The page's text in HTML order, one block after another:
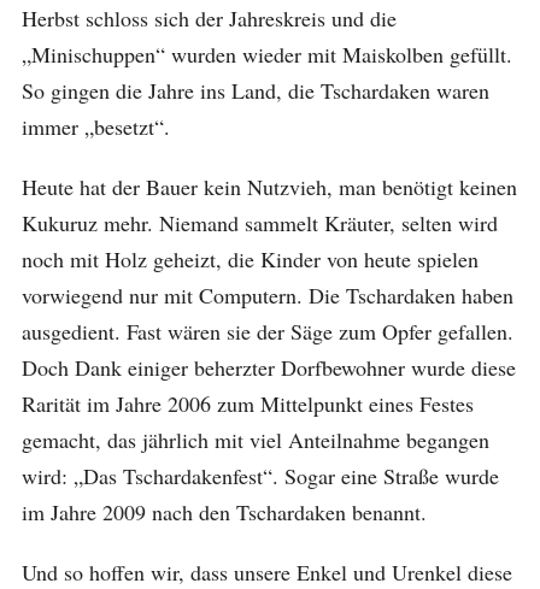
Herbst schloss sich der Jahreskreis und die
„Minischuppen“ wurden wieder mit Maiskolben gefüllt.
So gingen die Jahre ins Land, die Tschardaken waren
immer „besetzt“.
Heute hat der Bauer kein Nutzvieh, man benötigt keinen
Kukuruz mehr. Niemand sammelt Kräuter, selten wird
noch mit Holz geheizt, die Kinder von heute spielen
vorwiegend nur mit Computern. Die Tschardaken haben
ausgedient. Fast wären sie der Säge zum Opfer gefallen.
Doch Dank einiger beherzter Dorfbewohner wurde diese
Rarität im Jahre 2006 zum Mittelpunkt eines Festes
gemacht, das jährlich mit viel Anteilnahme begangen
wird: „Das Tschardakenfest“. Sogar eine Straße wurde
im Jahre 2009 nach den Tschardaken benannt.
Und so hoffen wir, dass unsere Enkel und Urenkel diese